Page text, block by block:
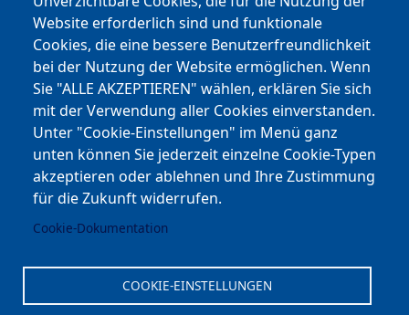
Website erforderlich sind und funktionale
Cookies, die eine bessere Benutzerfreundlichkeit
bei der Nutzung der Website ermöglichen. Wenn
Sie "ALLE AKZEPTIEREN" wählen, erklären Sie sich
mit der Verwendung aller Cookies einverstanden.
Unter "Cookie-Einstellungen" im Menü ganz
unten können Sie jederzeit einzelne Cookie-Typen
akzeptieren oder ablehnen und Ihre Zustimmung
für die Zukunft widerrufen.
Cookie-Dokumentation
COOKIE-EINSTELLUNGEN
Youtube
Andere Bereiche
transp. Verwaltung / Amm. Trasparente
Nationaler Plan für Aufbau und Resilienz
Cookie-Einstellungen
Kontakt
⎋ Autonome Provinz Bozen
⎋ Schulbibliothek